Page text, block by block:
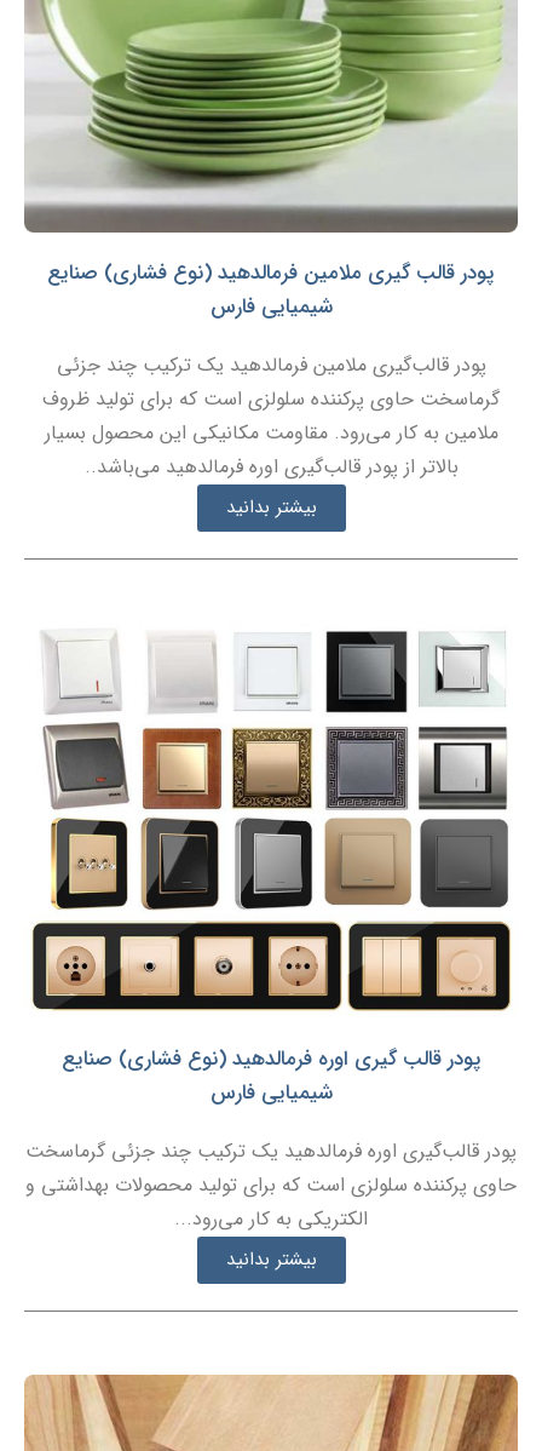
پودر قالب گیری ملامین فرمالدهید (نوع فشاری) صنایع
شیمیایی فارس
پودر قالب‌گیری ملامین فرمالدهید یک ترکیب چند جزئی
گرماسخت حاوی پرکننده سلولزی است که برای تولید ظروف
ملامین به کار می‌رود. مقاومت مکانیکی این محصول بسیار
بالاتر از پودر قالب‌گیری اوره فرمالدهید می‌باشد..
بیشتر بدانید
پودر قالب گیری اوره فرمالدهید (نوع فشاری) صنایع
شیمیایی فارس
پودر قالب‌گیری اوره فرمالدهید یک ترکیب چند جزئی گرماسخت
حاوی پرکننده سلولزی است که برای تولید محصولات بهداشتی و
الکتریکی به کار می‌رود...
بیشتر بدانید